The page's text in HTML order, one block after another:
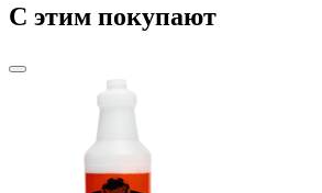
C этим покупают